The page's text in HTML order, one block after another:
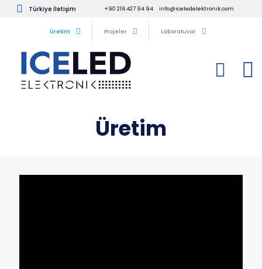
Türkiye İletişim +90 216 427 94 94 info@iceledelektronik.com
Üretim Projeler Laboratuvar
Üretim